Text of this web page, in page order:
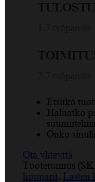
Etsitkö
Haluatko
Onko
Ota yhteyttä
Tuotetunnus
hupparit, Lasten